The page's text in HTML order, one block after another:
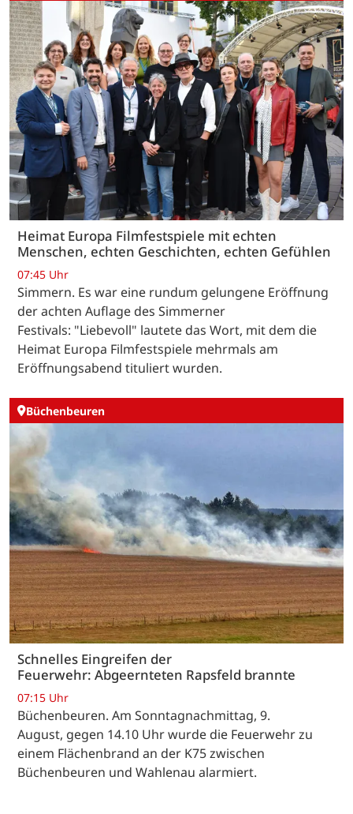
Heimat Europa Filmfestspiele mit echten
Menschen, echten Geschichten, echten Gefühlen
07:45 Uhr
Simmern. Es war eine rundum gelungene Eröffnung
der achten Auflage des Simmerner
Festivals: "Liebevoll" lautete das Wort, mit dem die
Heimat Europa Filmfestspiele mehrmals am
Eröffnungsabend tituliert wurden.
Büchenbeuren
Schnelles Eingreifen der
Feuerwehr: Abgeernteten Rapsfeld brannte
07:15 Uhr
Büchenbeuren. Am Sonntagnachmittag, 9.
August, gegen 14.10 Uhr wurde die Feuerwehr zu
einem Flächenbrand an der K75 zwischen
Büchenbeuren und Wahlenau alarmiert.